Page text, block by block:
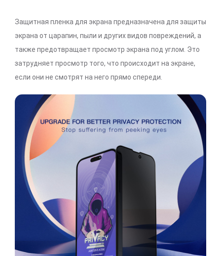
Защитная пленка для экрана предназначена для защиты
экрана от царапин, пыли и других видов повреждений, а
также предотвращает просмотр экрана под углом. Это
затрудняет просмотр того, что происходит на экране,
если они не смотрят на него прямо спереди.